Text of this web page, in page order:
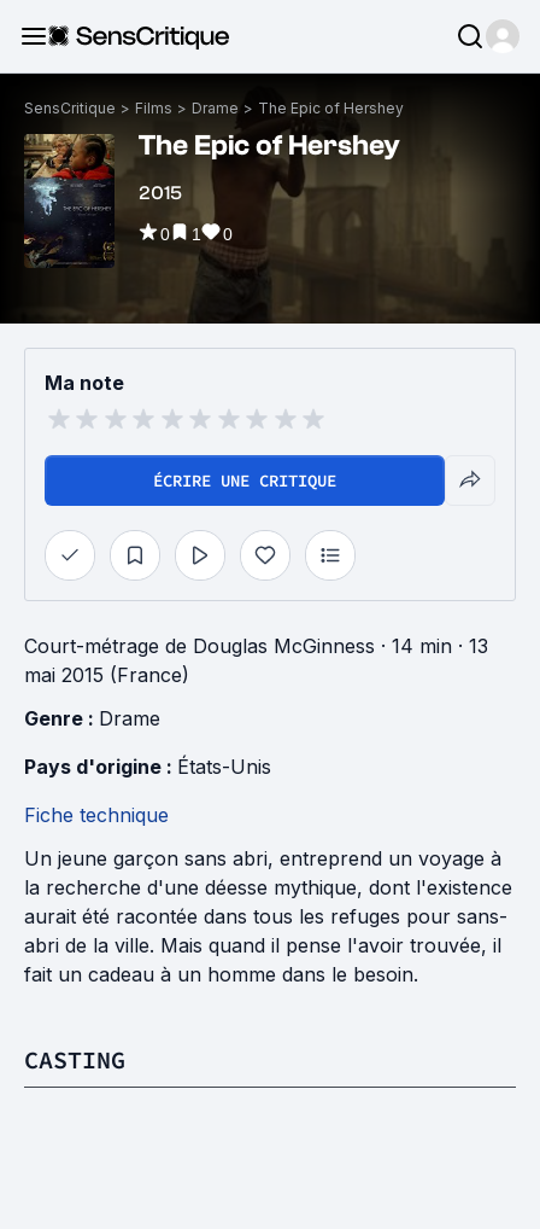
SensCritique > Films > Drame > The Epic of Hershey
The Epic of Hershey
2015
0 1 0
Ma note
ÉCRIRE UNE CRITIQUE
Court-métrage de Douglas McGinness · 14 min · 13
mai 2015 (France)
Genre : Drame
Pays d'origine : États-Unis
Fiche technique
Un jeune garçon sans abri, entreprend un voyage à
la recherche d'une déesse mythique, dont l'existence
aurait été racontée dans tous les refuges pour sans-
abri de la ville. Mais quand il pense l'avoir trouvée, il
fait un cadeau à un homme dans le besoin.
CASTING